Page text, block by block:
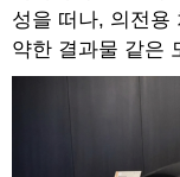
성을 떠나, 의전용
약한 결과물 같은